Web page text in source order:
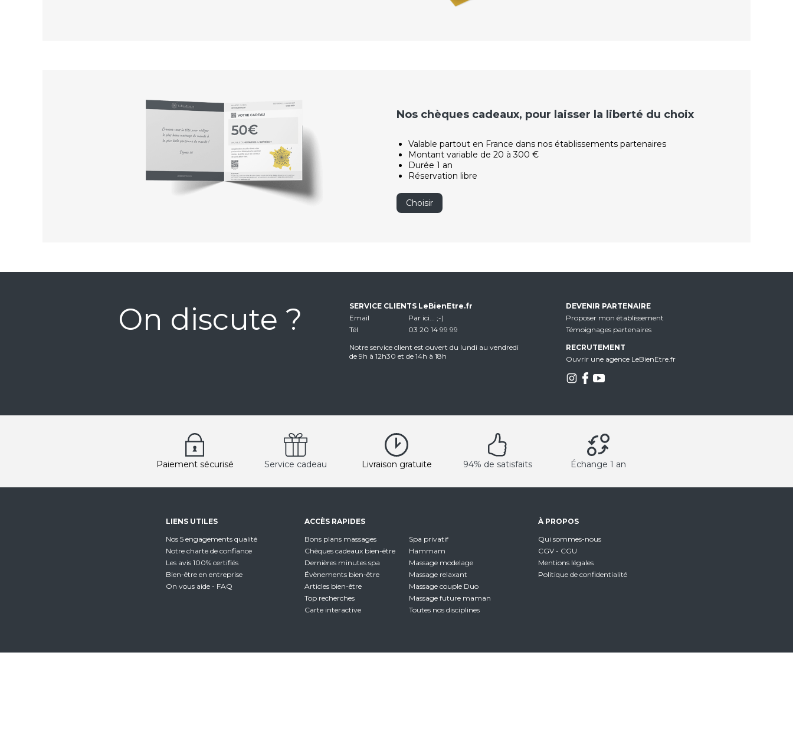
Nos chèques cadeaux, pour laisser la liberté du choix
Valable partout en France dans nos établissements partenaires
Montant variable de 20 à 300 €
Durée 1 an
Réservation libre
Choisir
On discute ?
SERVICE CLIENTS LeBienEtre.fr
Email
Par ici... ;-)
Tél
03 20 14 99 99
Notre service client est ouvert du lundi au vendredi
de 9h à 12h30 et de 14h à 18h
DEVENIR PARTENAIRE
Proposer mon établissement
Témoignages partenaires
RECRUTEMENT
Ouvrir une agence LeBienEtre.fr
Paiement sécurisé Service cadeau Livraison gratuite 94% de satisfaits Échange 1 an
LIENS UTILES
Nos 5 engagements qualité
Notre charte de confiance
Les avis 100% certifiés
Bien-être en entreprise
On vous aide - FAQ
ACCÈS RAPIDES
Bons plans massages
Chèques cadeaux bien-être
Dernières minutes spa
Évènements bien-être
Articles bien-être
Top recherches
Carte interactive
Spa privatif
Hammam
Massage modelage
Massage relaxant
Massage couple Duo
Massage future maman
Toutes nos disciplines
À PROPOS
Qui sommes-nous
CGV - CGU
Mentions légales
Politique de confidentialité